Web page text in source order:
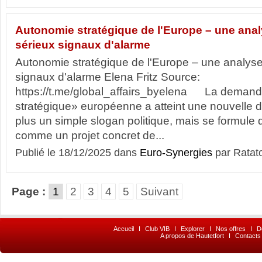
Autonomie stratégique de l'Europe – une
sérieux signaux d'alarme
Autonomie stratégique de l'Europe – une
signaux d'alarme Elena Fritz Source:
https://t.me/global_affairs_byelena La
stratégique» européenne a atteint une nouvelle
plus un simple slogan politique, mais se formule
comme un projet concret de...
Publié le 18/12/2025 dans Euro-Synergies par
Page : 1 2 3 4 5 Suivant
Accueil I Club VIB I Explorer I Nos offres I
A propos de Hautetfort
I Contacts